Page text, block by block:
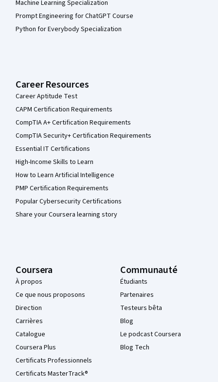
Machine Learning Specialization
Prompt Engineering for ChatGPT Course
Python for Everybody Specialization
Career Resources
Career Aptitude Test
CAPM Certification Requirements
CompTIA A+ Certification Requirements
CompTIA Security+ Certification Requirements
Essential IT Certifications
High-Income Skills to Learn
How to Learn Artificial Intelligence
PMP Certification Requirements
Popular Cybersecurity Certifications
Share your Coursera learning story
Coursera
À propos
Ce que nous proposons
Direction
Carrières
Catalogue
Coursera Plus
Certificats Professionnels
Certificats MasterTrack®
Communauté
Étudiants
Partenaires
Testeurs bêta
Blog
Le podcast Coursera
Blog Tech